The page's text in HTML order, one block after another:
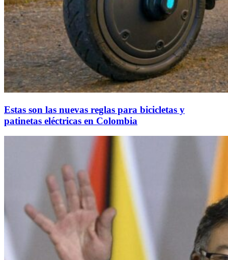
Estas son las nuevas reglas para bicicletas y
patinetas eléctricas en Colombia